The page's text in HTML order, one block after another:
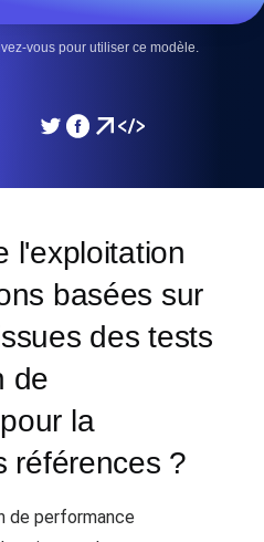
vous pour utiliser ce modèle.
l'exploitation
basées sur
des tests
de
la
références ?
de performance